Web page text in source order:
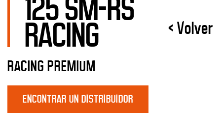
125 SM-RS
RACING < Volver
RACING PREMIUM
ENCONTRAR UN DISTRIBUIDOR